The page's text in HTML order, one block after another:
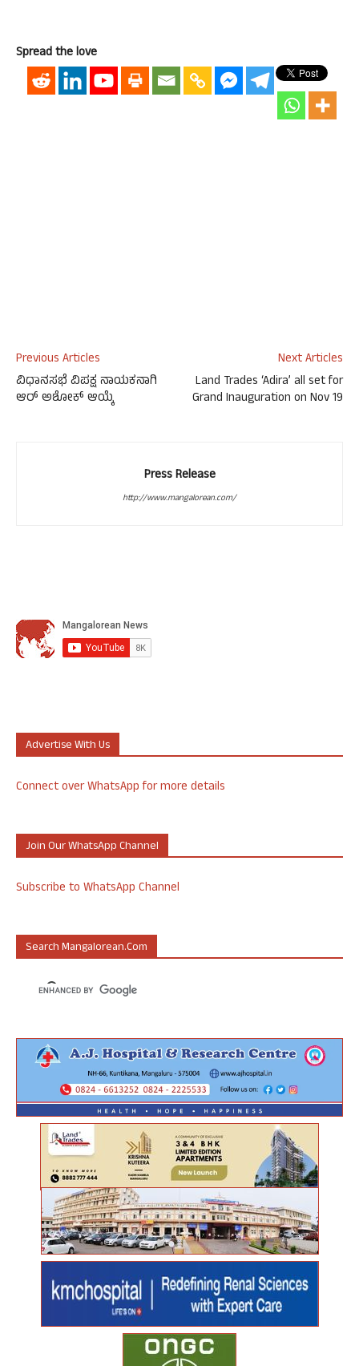
Spread the love
Previous Articles
ವಿಧಾನಸಭೆ ವಿಪಕ್ಷ ನಾಯಕನಾಗಿ
ಆರ್​ ಅಶೋಕ್ ಆಯ್ಕೆ
Next Articles
Land Trades ‘Adira’ all set for
Grand Inauguration on Nov 19
Press Release
http://www.mangalorean.com/
Advertise With Us
Connect over WhatsApp for more details
Join Our WhatsApp Channel
Subscribe to WhatsApp Channel
Search Mangalorean.com